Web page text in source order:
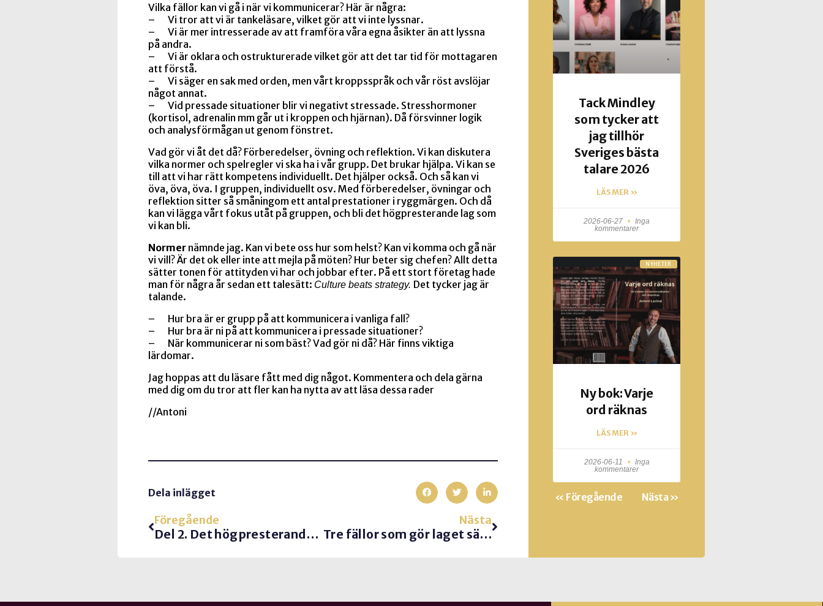
Vilka fällor kan vi gå i när vi kommunicerar? Här är några:
– Vi tror att vi är tankeläsare, vilket gör att vi inte lyssnar.
– Vi är mer intresserade av att framföra våra egna åsikter än att lyssna
på andra.
– Vi är oklara och ostrukturerade vilket gör att det tar tid för mottagaren
att förstå.
– Vi säger en sak med orden, men vårt kroppsspråk och vår röst avslöjar
något annat.
– Vid pressade situationer blir vi negativt stressade. Stresshormoner
(kortisol, adrenalin mm går ut i kroppen och hjärnan). Då försvinner logik
och analysförmågan ut genom fönstret.
Vad gör vi åt det då? Förberedelser, övning och reflektion. Vi kan diskutera
vilka normer och spelregler vi ska ha i vår grupp. Det brukar hjälpa. Vi kan se
till att vi har rätt kompetens individuellt. Det hjälper också. Och så kan vi
öva, öva, öva. I gruppen, individuellt osv. Med förberedelser, övningar och
reflektion sitter så småningom ett antal prestationer i ryggmärgen. Och då
kan vi lägga vårt fokus utåt på gruppen, och bli det högpresterande lag som
vi kan bli.
Normer nämnde jag. Kan vi bete oss hur som helst? Kan vi komma och gå när
vi vill? Är det ok eller inte att mejla på möten? Hur beter sig chefen? Allt detta
sätter tonen för attityden vi har och jobbar efter. På ett stort företag hade
man för några år sedan ett talesätt: Culture beats strategy. Det tycker jag är
talande.
– Hur bra är er grupp på att kommunicera i vanliga fall?
– Hur bra är ni på att kommunicera i pressade situationer?
– När kommunicerar ni som bäst? Vad gör ni då? Här finns viktiga
lärdomar.
Jag hoppas att du läsare fått med dig något. Kommentera och dela gärna
med dig om du tror att fler kan ha nytta av att läsa dessa rader
//Antoni
Dela inlägget
Föregående
Del 2. Det högpresterande laget
Nästa
Tre fällor som gör laget sämre
Tack Mindley
som tycker att
jag tillhör
Sveriges bästa
talare 2026
LÄS MER »
2026-06-27
Inga
kommentarer
NYHETER
Ny bok: Varje
ord räknas
LÄS MER »
2026-06-11
Inga
kommentarer
« Föregående Nästa »